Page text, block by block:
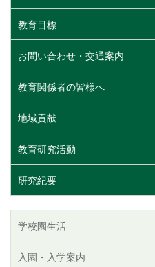
教育目標
お問い合わせ・交通案内
教育関係者の皆様へ
地域貢献
教育研究活動
研究紀要
学校園生活
入園・入学案内